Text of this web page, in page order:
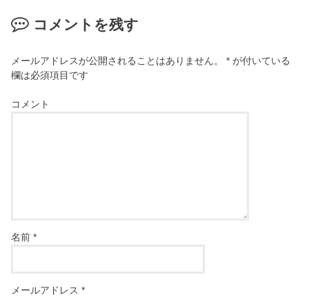
コメントを残す
メールアドレスが公開されることはありません。 * が付いている
欄は必須項目です
コメント
名前*
メールアドレス*